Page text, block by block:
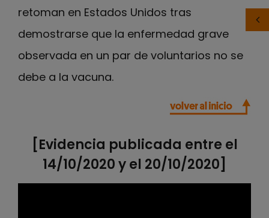
retoman en Estados Unidos tras
demostrarse que la enfermedad grave
observada en un par de voluntarios no se
debe a la vacuna.
[Evidencia publicada entre el
14/10/2020 y el 20/10/2020]